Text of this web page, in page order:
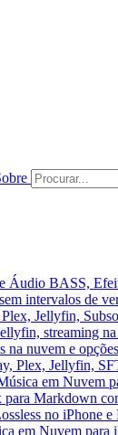
Áudio BASS,
intervalos de
Jellyfin,
streaming
na nuvem e
Plex, Jellyfin,
em Nuvem
para Markdown
no iPhone
em Nuvem para